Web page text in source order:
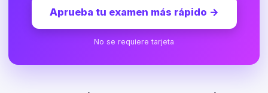
Aprueba tu examen más rápido →
No se requiere tarjeta